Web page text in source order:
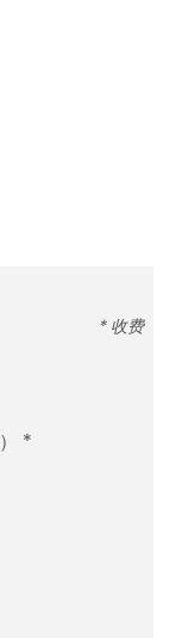
* 收费
*